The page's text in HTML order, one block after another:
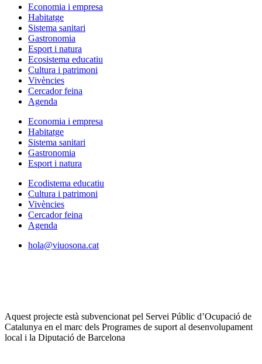
Economia i empresa
Habitatge
Sistema sanitari
Gastronomia
Esport i natura
Ecosistema educatiu
Cultura i patrimoni
Vivències
Cercador feina
Agenda
Economia i empresa
Habitatge
Sistema sanitari
Gastronomia
Esport i natura
Ecodistema educatiu
Cultura i patrimoni
Vivències
Cercador feina
Agenda
hola@viuosona.cat
Aquest projecte està subvencionat pel Servei Públic d’Ocupació de
Catalunya en el marc dels Programes de suport al desenvolupament
local i la Diputació de Barcelona